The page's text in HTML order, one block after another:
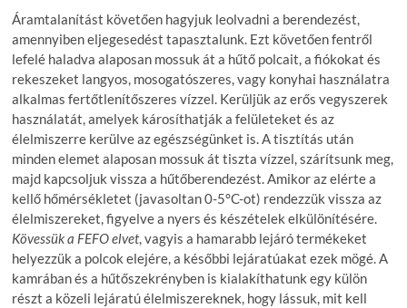
Áramtalanítást követően hagyjuk leolvadni a berendezést,
amennyiben eljegesedést tapasztalunk. Ezt követően fentről
lefelé haladva alaposan mossuk át a hűtő polcait, a fiókokat és
rekeszeket langyos, mosogatószeres, vagy konyhai használatra
alkalmas fertőtlenítőszeres vízzel. Kerüljük az erős vegyszerek
használatát, amelyek károsíthatják a felületeket és az
élelmiszerre kerülve az egészségünket is. A tisztítás után
minden elemet alaposan mossuk át tiszta vízzel, szárítsunk meg,
majd kapcsoljuk vissza a hűtőberendezést. Amikor az elérte a
kellő hőmérsékletet (javasoltan 0-5°C-ot) rendezzük vissza az
élelmiszereket, figyelve a nyers és készételek elkülönítésére.
Kövessük a FEFO elvet, vagyis a hamarabb lejáró termékeket
helyezzük a polcok elejére, a későbbi lejáratúakat ezek mögé. A
kamrában és a hűtőszekrényben is kialakíthatunk egy külön
részt a közeli lejáratú élelmiszereknek, hogy lássuk, mit kell